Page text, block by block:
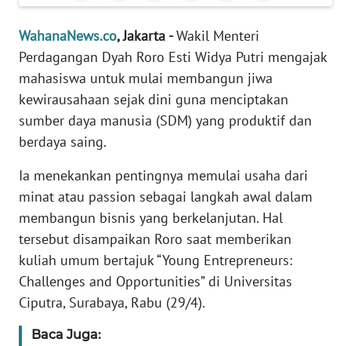
WahanaNews.co, Jakarta -Wakil Menteri
Perdagangan Dyah Roro Esti Widya Putri mengajak
mahasiswa untuk mulai membangun jiwa
kewirausahaan sejak dini guna menciptakan
sumber daya manusia (SDM) yang produktif dan
berdaya saing.
Ia menekankan pentingnya memulai usaha dari
minat atau passion sebagai langkah awal dalam
membangun bisnis yang berkelanjutan. Hal
tersebut disampaikan Roro saat memberikan
kuliah umum bertajuk “Young Entrepreneurs:
Challenges and Opportunities” di Universitas
Ciputra, Surabaya, Rabu (29/4).
Baca Juga:
Informasi
INDEKS
BERITA
KONTAK
KAMI
IKLAN
TENTANG
MEDIA
SIBER